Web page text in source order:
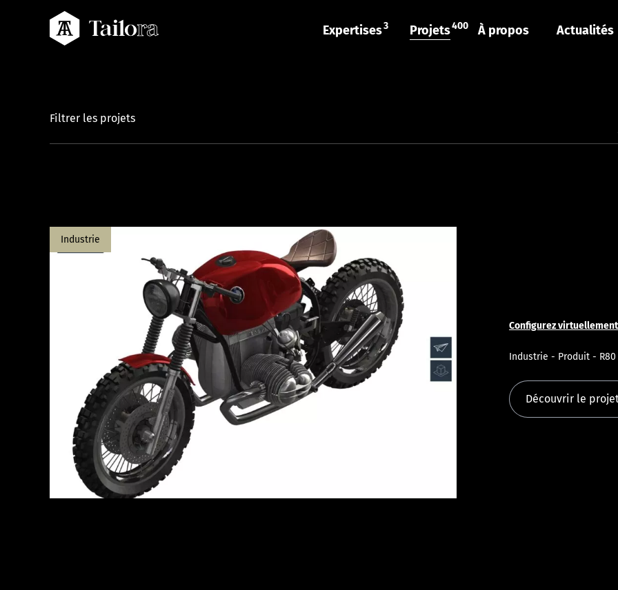
Expertises3 Projets400 À propos Actualités
Filtrer les projets
Industrie
Configurez virtuellement
Industrie - Produit - R80
Découvrir le